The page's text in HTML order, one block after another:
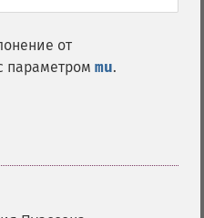
от
параметром mu.